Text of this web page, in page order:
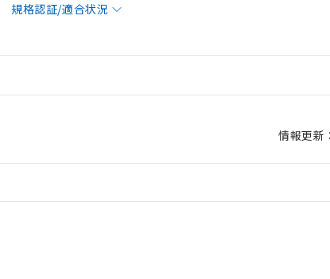
規格認証/適合状況
情報更新